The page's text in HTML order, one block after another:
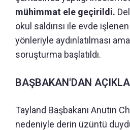
mühimmat ele geçirildi.
okul saldırısı ile evde
yönleriyle aydınlatılması
soruşturma başlatıldı.
BAŞBAKAN'DAN
Tayland Başbakanı Anutin
nedeniyle derin üzüntü